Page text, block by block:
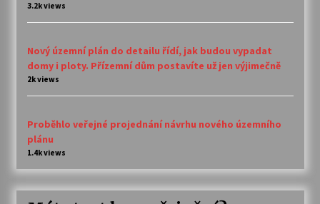
3.2k views
Nový územní plán do detailu řídí, jak budou vypadat
domy i ploty. Přízemní dům postavíte už jen výjimečně
2k views
Proběhlo veřejné projednání návrhu nového územního
plánu
1.4k views